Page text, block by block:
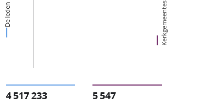
De leden Kerkgemeentes
4 517 233 5 547